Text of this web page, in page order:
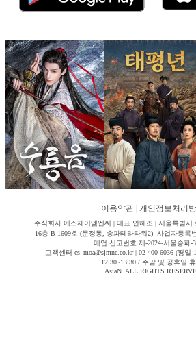
이용약관 개인정보처리
주식회사 에스제이엠엔씨 | 대표 안해조 | 서울특별시
16층 B-1609호 (문정동, 송파테라타워2) 사업자등록
매업 신고번호 제-2024-서울송파-
고객센터 cs_moa@sjmnc.co.kr | 02-400-6036 (평일
12:30~13:30 / 주말 및 공휴일
AsiaN. ALL RIGHTS